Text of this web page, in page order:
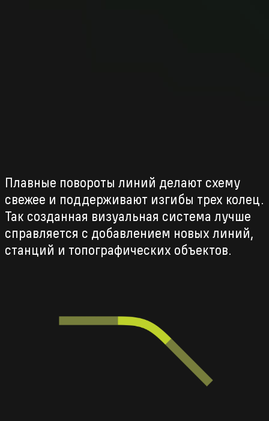
Плавные повороты линий делают схему
свежее и поддерживают изгибы трех колец.
Так созданная визуальная система лучше
справляется с добавлением новых линий,
станций и топографических объектов.